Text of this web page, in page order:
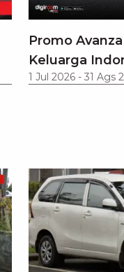
Promo
Keluarga
1 Jul 2026 - 31 Ags